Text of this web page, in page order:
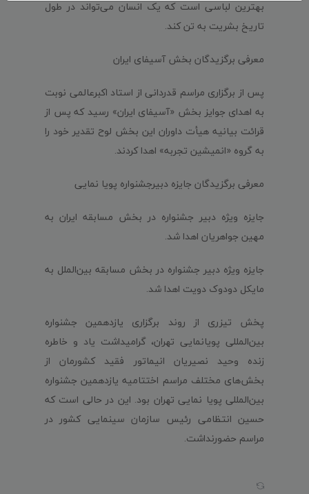
بهترین لباسی است که یک انسان می‌تواند در طول
تاریخ بشریت به تن کند.
معرفی برگزیدگان بخش آسیفای ایران
پس از برگزاری مراسم قدردانی از استاد اکبرعالمی نوبت
به اهدای جوایز بخش «آسیفای ایران» رسید که پس از
قرائت بیانیه هیأت داوران این بخش لوح تقدیر خود را
به گروه «انمیشین تجربه» اهدا کردند.
معرفی برگزیدگان جایزه دبیرجشنواره پویا نمایی
جایزه ویژه دبیر جشنواره در بخش مسابقه ایران به
مهین جواهریان اهدا شد.
جایزه ویژه دبیر جشنواره در بخش مسابقه بین‌الملل به
مایکل دودوک دویت اهدا شد.
پخش تیزری از روند برگزاری یازدهمین جشنواره
بین‌المللی پویانمایی تهران، گرامیداشت یاد و خاطره
زنده وحید نصیریان انیماتور فقید کشورمان از
بخش‌های مختلف مراسم اختتامیه یازدهمین جشنواره
بین‌المللی پویا نمایی تهران بود. این در حالی است که
حسین انتظامی رئیس سازمان سینمایی کشور در
مراسم حضورنداشت.